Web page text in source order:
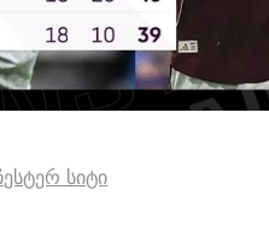
სიტი